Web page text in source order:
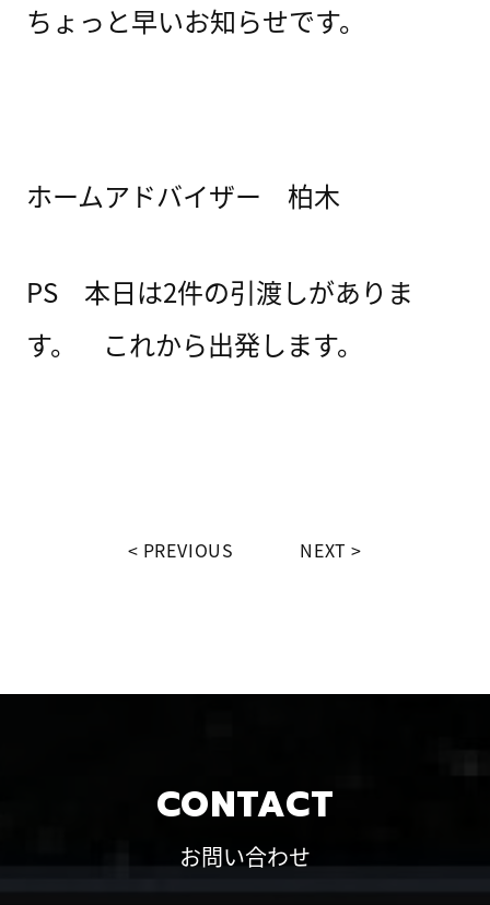
ちょっと早いお知らせです。
ホームアドバイザー 柏木
PS 本日は2件の引渡しがありま
す。 これから出発します。
PREVIOUS NEXT
CONTACT
お問い合わせ